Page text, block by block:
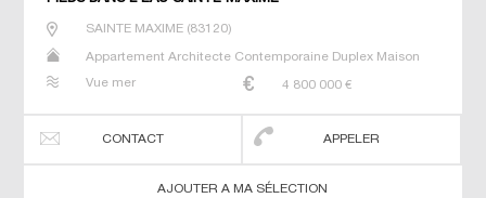
SAINTE MAXIME(83120)
Appartement Architecte Contemporaine Duplex Maison
Terrain Terrain constructible Villa
Vue mer 4 800 000 €
CONTACT APPELER
AJOUTER A MA SÉLECTION